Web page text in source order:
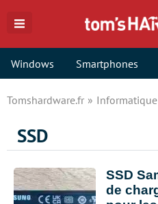
Windows Smartphones
Tomshardware.fr Informatique
SSD
SSD
de